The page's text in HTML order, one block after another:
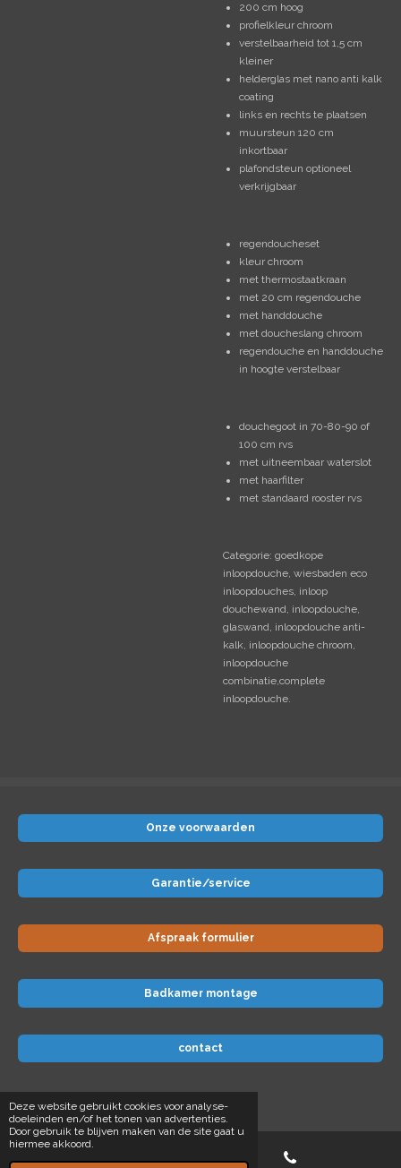
Deze website gebruikt cookies voor analyse-
doeleinden en/of het tonen van advertenties.
Door gebruik te blijven maken van de site gaat u
hiermee akkoord.
200 cm hoog
profielkleur chroom
verstelbaarheid tot 1,5 cm
kleiner
helderglas met nano anti kalk
coating
links en rechts te plaatsen
muursteun 120 cm
inkortbaar
plafondsteun optioneel
verkrijgbaar
regendoucheset
kleur chroom
met thermostaatkraan
met 20 cm regendouche
met handdouche
met doucheslang chroom
regendouche en handdouche
in hoogte verstelbaar
douchegoot in 70-80-90 of
100 cm rvs
met uitneembaar waterslot
met haarfilter
met standaard rooster rvs
Categorie: goedkope
inloopdouche, wiesbaden eco
inloopdouches, inloop
douchewand, inloopdouche,
glaswand, inloopdouche anti-
kalk, inloopdouche chroom,
inloopdouche
combinatie,complete
inloopdouche.
Onze voorwaarden
Garantie/service
Afspraak formulier
Badkamer montage
contact